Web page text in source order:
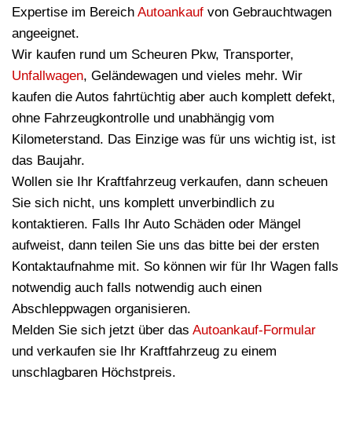
Expertise im Bereich Autoankauf von Gebrauchtwagen
angeeignet.
Wir kaufen rund um Scheuren Pkw, Transporter,
Unfallwagen, Geländewagen und vieles mehr. Wir
kaufen die Autos fahrtüchtig aber auch komplett defekt,
ohne Fahrzeugkontrolle und unabhängig vom
Kilometerstand. Das Einzige was für uns wichtig ist, ist
das Baujahr.
Wollen sie Ihr Kraftfahrzeug verkaufen, dann scheuen
Sie sich nicht, uns komplett unverbindlich zu
kontaktieren. Falls Ihr Auto Schäden oder Mängel
aufweist, dann teilen Sie uns das bitte bei der ersten
Kontaktaufnahme mit. So können wir für Ihr Wagen falls
notwendig auch falls notwendig auch einen
Abschleppwagen organisieren.
Melden Sie sich jetzt über das Autoankauf-Formular
und verkaufen sie Ihr Kraftfahrzeug zu einem
unschlagbaren Höchstpreis.